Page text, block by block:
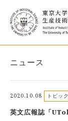
ニュース
2020.10.08 トピッ
英文広報誌「